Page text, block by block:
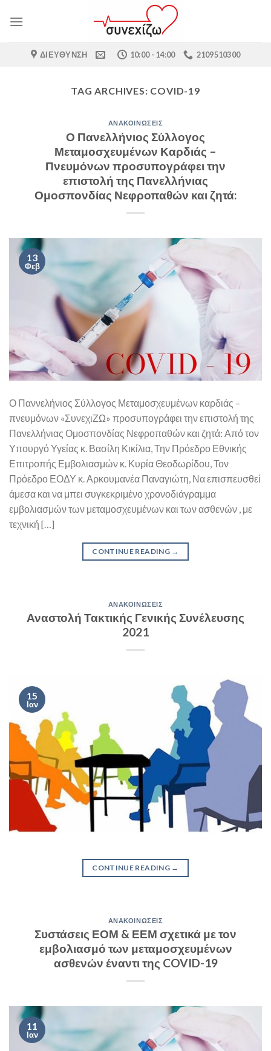
ΔΙΕΎΘΥΝΣΗ 10:00 - 14:00 2109510300
TAG ARCHIVES: COVID-19
ΑΝΑΚΟΙΝΏΣΕΙΣ
Ο Πανελλήνιος Σύλλογος
Μεταμοσχευμένων Καρδιάς –
Πνευμόνων προσυπογράφει την
επιστολή της Πανελλήνιας
Ομοσπονδίας Νεφροπαθών και ζητά:
13
Φεβ
Ο Παννελήνιος Σύλλογος Μεταμοσχευμένων καρδιάς –
πνευμόνων «ΣυνεχιΖΩ» προσυπογράφει την επιστολή της
Πανελλήνιας Ομοσπονδίας Νεφροπαθών και ζητά: Από τον
Υπουργό Υγείας κ. Βασίλη Κικίλια, Την Πρόεδρο Εθνικής
Επιτροπής Εμβολιασμών κ. Κυρία Θεοδωρίδου, Τον
Πρόεδρο ΕΟΔΥ κ. Αρκουμανέα Παναγιώτη, Να επισπευσθεί
άμεσα και να μπει συγκεκριμένο χρονοδιάγραμμα
εμβολιασμών των μεταμοσχευμένων και των ασθενών , με
τεχνική […]
CONTINUE READING →
ΑΝΑΚΟΙΝΏΣΕΙΣ
Αναστολή Τακτικής Γενικής Συνέλευσης
2021
15
Ιαν
CONTINUE READING →
ΑΝΑΚΟΙΝΏΣΕΙΣ
Συστάσεις ΕΟΜ & ΕΕΜ σχετικά με τον
εμβολιασμό των μεταμοσχευμένων
ασθενών έναντι της COVID-19
11
Ιαν